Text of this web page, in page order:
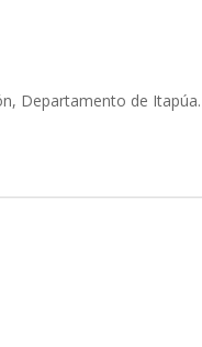
Departamento de Itapúa.